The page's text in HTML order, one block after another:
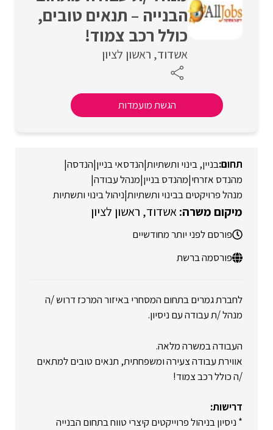
הבנייה – תנאים טובים,
כולל רכב צמוד!
אשדוד ראשון לציון
הגשת מועמדות
בניין, בינוי ותשתיות|הנדסאי בניין|הנדסה|
מהנדס אזרחי|מהנדס בניין|מנהל עבודה|
מנהל פרויקטים בבינוי ותשתיות|ניהול בינוי ותשתיות
אשדוד ראשון לציון
פורסם לפני יותר מחודשיים
פורסמה ברשת
לחברת גמרים בתחום המסחרי באיזור המרכז דרוש /ה
מנהל /ת עבודה עם ניסיון.
העבודה במשרה מלאה.
אווירת עבודה צעירה ומשפחתית, תנאים טובים למתאים
/ה כולל רכב צמוד!
דרישות:
* ניסיון בניהול פרוייקטים קיצרי טווח בתחום הבנייה